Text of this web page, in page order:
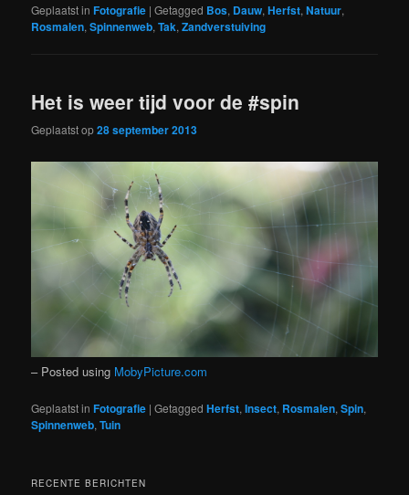
Geplaatst in Fotografie |Getagged Bos, Dauw,Herfst,Natuur,
Rosmalen,Spinnenweb,Tak,Zandverstuiving
Het is weer tijd voor de #spin
Geplaatst op28 september 2013
– Posted using MobyPicture.com
Geplaatst in Fotografie |Getagged Herfst,Insect, Rosmalen,Spin,
Spinnenweb,Tuin
RECENTE BERICHTEN